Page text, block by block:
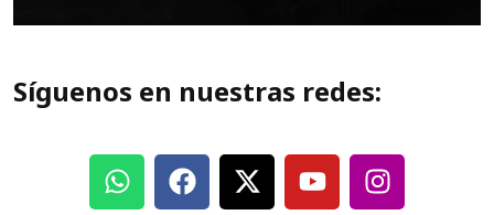
Síguenos en nuestras redes: